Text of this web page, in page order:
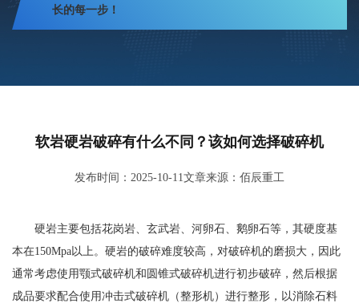
长的每一步！
软岩硬岩破碎有什么不同？该如何选择破碎机
发布时间：2025-10-11文章来源：佰辰重工
硬岩主要包括花岗岩、‌玄武岩、‌河卵石、‌鹅卵石等，‌其硬度基
本在150Mpa以上。‌硬岩的破碎难度较高，‌对破碎机的磨损大，‌因此
通常考虑使用颚式破碎机和圆锥式破碎机进行初步破碎，‌然后根据
成品要求配合使用冲击式破碎机（‌整形机）‌进行整形，‌以消除石料